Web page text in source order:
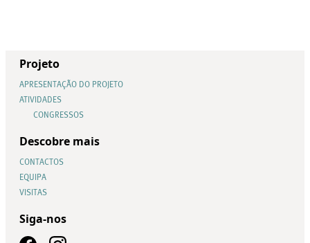
Projeto
APRESENTAÇÃO DO PROJETO
ATIVIDADES
CONGRESSOS
Descobre mais
CONTACTOS
EQUIPA
VISITAS
Siga-nos